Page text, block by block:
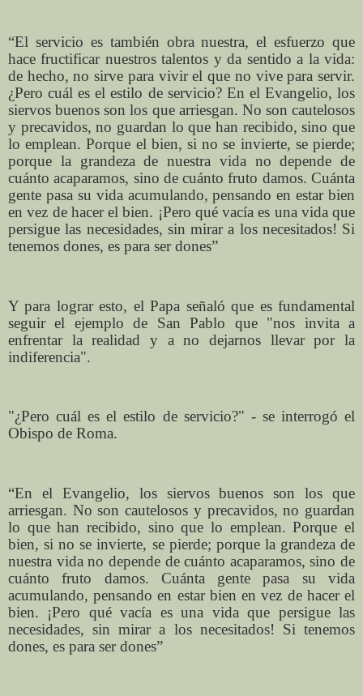
“El servicio es también obra nuestra, el esfuerzo que
hace fructificar nuestros talentos y da sentido a la vida:
de hecho, no sirve para vivir el que no vive para servir.
¿Pero cuál es el estilo de servicio? En el Evangelio, los
siervos buenos son los que arriesgan. No son cautelosos
y precavidos, no guardan lo que han recibido, sino que
lo emplean. Porque el bien, si no se invierte, se pierde;
porque la grandeza de nuestra vida no depende de
cuánto acaparamos, sino de cuánto fruto damos. Cuánta
gente pasa su vida acumulando, pensando en estar bien
en vez de hacer el bien. ¡Pero qué vacía es una vida que
persigue las necesidades, sin mirar a los necesitados! Si
tenemos dones, es para ser dones”
Y para lograr esto, el Papa señaló que es fundamental
seguir el ejemplo de San Pablo que "nos invita a
enfrentar la realidad y a no dejarnos llevar por la
indiferencia".
"¿Pero cuál es el estilo de servicio?" - se interrogó el
Obispo de Roma.
“En el Evangelio, los siervos buenos son los que
arriesgan. No son cautelosos y precavidos, no guardan
lo que han recibido, sino que lo emplean. Porque el
bien, si no se invierte, se pierde; porque la grandeza de
nuestra vida no depende de cuánto acaparamos, sino de
cuánto fruto damos. Cuánta gente pasa su vida
acumulando, pensando en estar bien en vez de hacer el
bien. ¡Pero qué vacía es una vida que persigue las
necesidades, sin mirar a los necesitados! Si tenemos
dones, es para ser dones”